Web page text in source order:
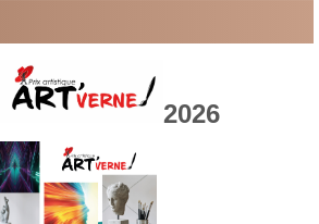
2026